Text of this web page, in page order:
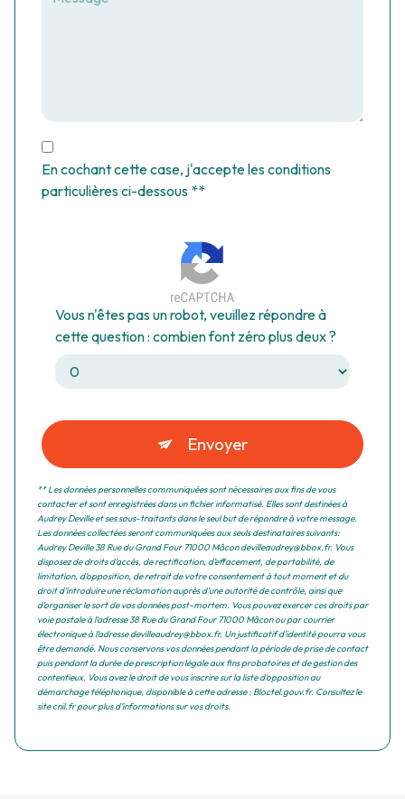
En cochant cette case, j'accepte les conditions
particulières ci-dessous **
Vous n'êtes pas un robot, veuillez répondre à
cette question : combien font zéro plus deux ?
Envoyer
** Les données personnelles communiquées sont nécessaires aux fins de vous
contacter et sont enregistrées dans un fichier informatisé. Elles sont destinées à
Audrey Deville et ses sous-traitants dans le seul but de répondre à votre message.
Les données collectées seront communiquées aux seuls destinataires suivants:
Audrey Deville 38 Rue du Grand Four 71000 Mâcon devilleaudrey@bbox.fr. Vous
disposez de droits d’accès, de rectification, d’effacement, de portabilité, de
limitation, d’opposition, de retrait de votre consentement à tout moment et du
droit d’introduire une réclamation auprès d’une autorité de contrôle, ainsi que
d’organiser le sort de vos données post-mortem. Vous pouvez exercer ces droits par
voie postale à l'adresse 38 Rue du Grand Four 71000 Mâcon ou par courrier
électronique à l'adresse devilleaudrey@bbox.fr. Un justificatif d'identité pourra vous
être demandé. Nous conservons vos données pendant la période de prise de contact
puis pendant la durée de prescription légale aux fins probatoires et de gestion des
contentieux. Vous avez le droit de vous inscrire sur la liste d'opposition au
démarchage téléphonique, disponible à cette adresse : Bloctel.gouv.fr. Consultez le
site cnil.fr pour plus d’informations sur vos droits.